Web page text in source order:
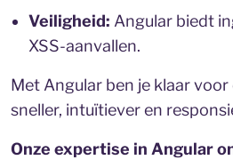
Veiligheid: Angular biedt
XSS-aanvallen.
Met Angular ben je klaar
sneller, intuïtiever en
Onze expertise in Angular